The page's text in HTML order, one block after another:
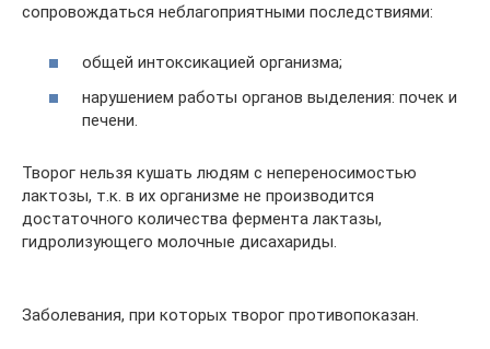
сопровождаться неблагоприятными последствиями:
общей интоксикацией организма;
нарушением работы органов выделения: почек и
печени.
Творог нельзя кушать людям с непереносимостью
лактозы, т.к. в их организме не производится
достаточного количества фермента лактазы,
гидролизующего молочные дисахариды.
Заболевания, при которых творог противопоказан.